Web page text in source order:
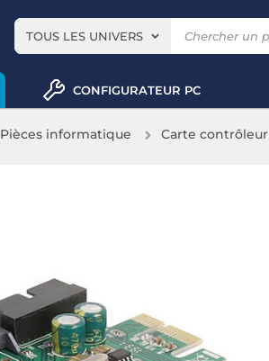
TOUS LES UNIVERS
CONFIGURATEUR PC
Pièces informatique Carte contrôleur